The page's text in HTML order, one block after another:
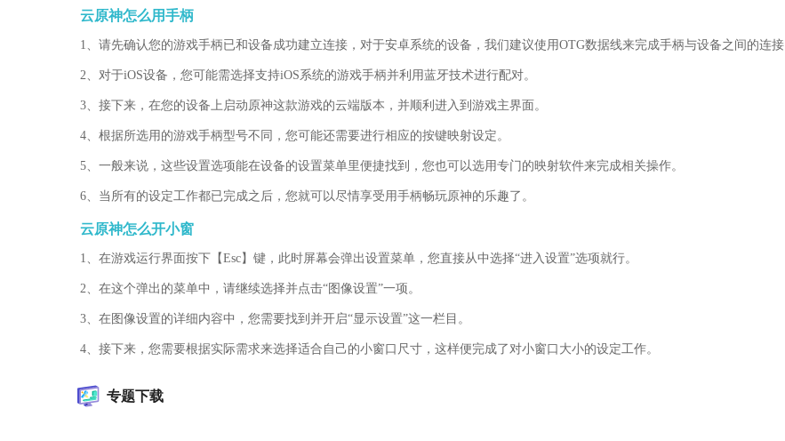
云原神怎么用手柄
1、请先确认您的游戏手柄已和设备成功建立连接，对于安卓系统的设备，我们建议使用OTG数据线来完成手柄与设备之间的连接
2、对于iOS设备，您可能需选择支持iOS系统的游戏手柄并利用蓝牙技术进行配对。
3、接下来，在您的设备上启动原神这款游戏的云端版本，并顺利进入到游戏主界面。
4、根据所选用的游戏手柄型号不同，您可能还需要进行相应的按键映射设定。
5、一般来说，这些设置选项能在设备的设置菜单里便捷找到，您也可以选用专门的映射软件来完成相关操作。
6、当所有的设定工作都已完成之后，您就可以尽情享受用手柄畅玩原神的乐趣了。
云原神怎么开小窗
1、在游戏运行界面按下【Esc】键，此时屏幕会弹出设置菜单，您直接从中选择“进入设置”选项就行。
2、在这个弹出的菜单中，请继续选择并点击“图像设置”一项。
3、在图像设置的详细内容中，您需要找到并开启“显示设置”这一栏目。
4、接下来，您需要根据实际需求来选择适合自己的小窗口尺寸，这样便完成了对小窗口大小的设定工作。
专题下载